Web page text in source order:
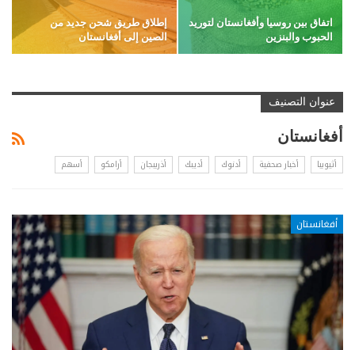
اتفاق بين روسيا وأفغانستان لتوريد
الحبوب والبنزين
إطلاق طريق شحن جديد من
الصين إلى أفغانستان
عنوان التصنيف
أفغانستان
أثيوبيا أخبار صحفية أدنوك أديبك أذربيجان أرامكو أسهم
أفغانستان